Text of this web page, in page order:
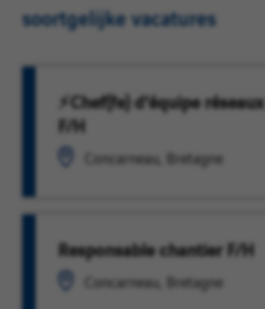
soortgelijke vacatures
⚡Chef(fe) d'équipe
F/H
Concarneau, Bretagne
Responsable chantier F/H
Concarneau, Bretagne